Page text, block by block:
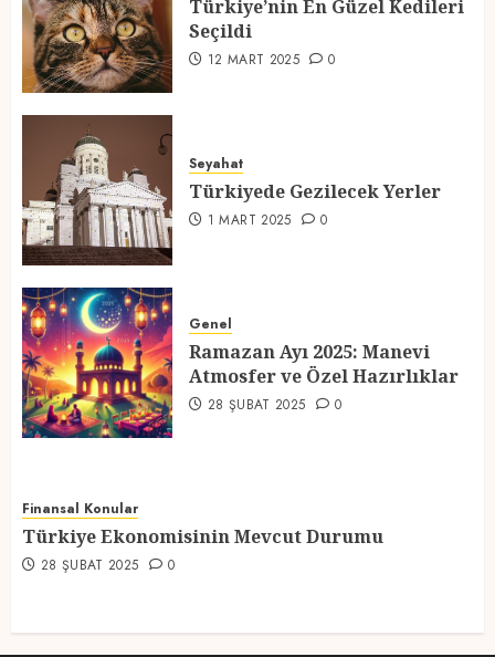
3
12 MART 2025 0
4
1 MART 2025
5
Atmosfer ve Özel Hazırlıklar
28 ŞUBAT 2025 0
Türkiye’nin En Güzel Kedileri
Seçildi
12 MART 2025 0
Seyahat
Türkiyede Gezilecek Yerler
1 MART 2025 0
Genel
Ramazan Ayı 2025: Manevi
Atmosfer ve Özel Hazırlıklar
28 ŞUBAT 2025 0
Finansal Konular
Türkiye Ekonomisinin Mevcut Durumu
28 ŞUBAT 2025 0